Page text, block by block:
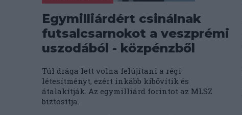
Egymilliárdért csinálnak
futsalcsarnokot a veszprémi
uszodából - közpénzből
Túl drága lett volna felújítani a régi
létesítményt, ezért inkább kibővítik és
átalakítják. Az egymilliárd forintot az MLSZ
biztosítja.